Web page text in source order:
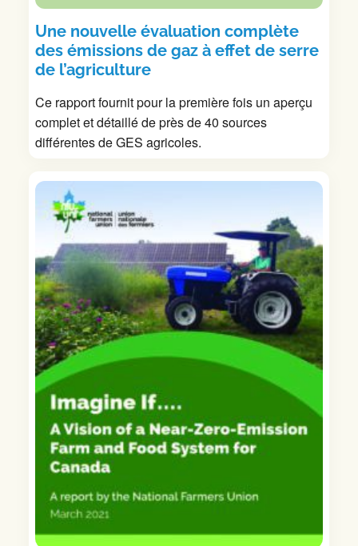
Une nouvelle évaluation complète
des émissions de gaz à effet de serre
de l’agriculture
Ce rapport fournit pour la première fois un aperçu
complet et détaillé de près de 40 sources
différentes de GES agricoles.